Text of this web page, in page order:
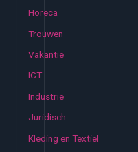
Horeca
Trouwen
Vakantie
ICT
Industrie
Juridisch
Kleding en Textiel